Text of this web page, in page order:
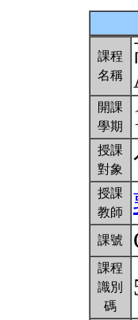
課程
名稱
開課
學期
授課
對象
授課
教師
課號
課程
識別
碼